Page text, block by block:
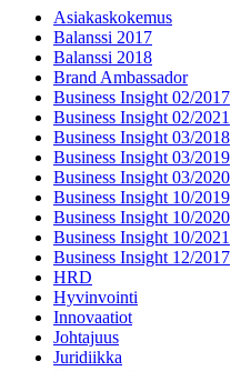
Asiakaskokemus
Balanssi 2017
Balanssi 2018
Brand Ambassador
Business Insight 02/2017
Business Insight 02/2021
Business Insight 03/2018
Business Insight 03/2019
Business Insight 03/2020
Business Insight 10/2019
Business Insight 10/2020
Business Insight 10/2021
Business Insight 12/2017
HRD
Hyvinvointi
Innovaatiot
Johtajuus
Juridiikka